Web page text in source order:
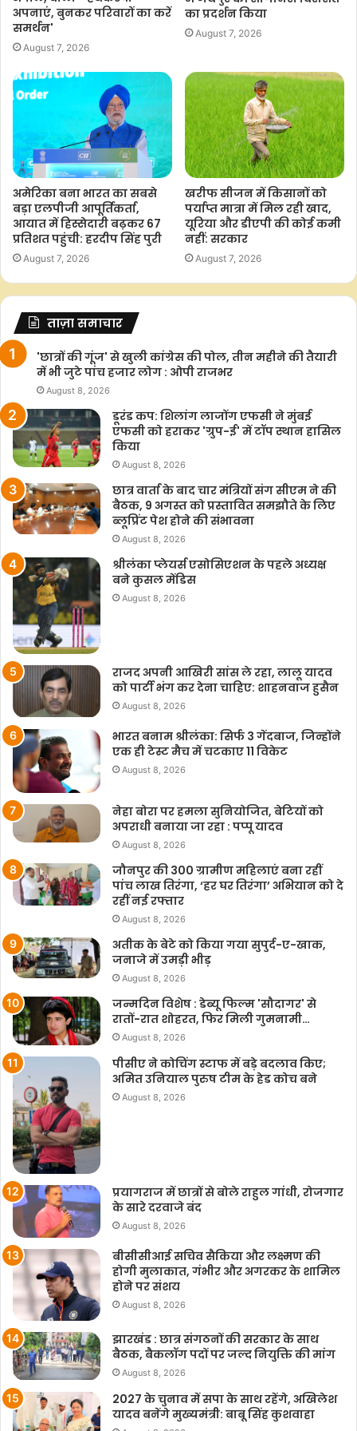
अपनाएं, बुनकर परिवारों का करें
समर्थन'
August 7, 2026
का प्रदर्शन किया
August 7, 2026
अमेरिका बना भारत का सबसे
बड़ा एलपीजी आपूर्तिकर्ता,
आयात में हिस्सेदारी बढ़कर 67
प्रतिशत पहुंची: हरदीप सिंह पुरी
August 7, 2026
खरीफ सीजन में किसानों को
पर्याप्त मात्रा में मिल रही खाद,
यूरिया और डीएपी की कोई कमी
नहीं: सरकार
August 7, 2026
ताज़ा समाचार
'छात्रों की गूंज' से खुली कांग्रेस की पोल, तीन महीने की तैयारी
में भी जुटे पांच हजार लोग : ओपी राजभर
August 8, 2026
डूरंड कप: शिलांग लाजोंग एफसी ने मुंबई
एफसी को हराकर 'ग्रुप-ई' में टॉप स्थान हासिल
किया
August 8, 2026
छात्र वार्ता के बाद चार मंत्रियों संग सीएम ने की
बैठक, 9 अगस्त को प्रस्तावित समझौते के लिए
ब्लूप्रिंट पेश होने की संभावना
August 8, 2026
श्रीलंका प्लेयर्स एसोसिएशन के पहले अध्यक्ष
बने कुसल मेंडिस
August 8, 2026
राजद अपनी आखिरी सांस ले रहा, लालू यादव
को पार्टी भंग कर देना चाहिए: शाहनवाज हुसैन
August 8, 2026
भारत बनाम श्रीलंका: सिर्फ 3 गेंदबाज, जिन्होंने
एक ही टेस्ट मैच में चटकाए 11 विकेट
August 8, 2026
नेहा बोरा पर हमला सुनियोजित, बेटियों को
अपराधी बनाया जा रहा : पप्पू यादव
August 8, 2026
जौनपुर की 300 ग्रामीण महिलाएं बना रहीं
पांच लाख तिरंगा, ‘हर घर तिरंगा’ अभियान को दे
रहीं नई रफ्तार
August 8, 2026
अतीक के बेटे को किया गया सुपुर्द-ए-खाक,
जनाजे में उमड़ी भीड़
August 8, 2026
जन्मदिन विशेष : डेब्यू फिल्म 'सौदागर' से
रातों-रात शोहरत, फिर मिली गुमनामी…
August 8, 2026
पीसीए ने कोचिंग स्टाफ में बड़े बदलाव किए;
अमित उनियाल पुरुष टीम के हेड कोच बने
August 8, 2026
प्रयागराज में छात्रों से बोले राहुल गांधी, रोजगार
के सारे दरवाजे बंद
August 8, 2026
बीसीसीआई सचिव सैकिया और लक्ष्मण की
होगी मुलाकात, गंभीर और अगरकर के शामिल
होने पर संशय
August 8, 2026
झारखंड : छात्र संगठनों की सरकार के साथ
बैठक, बैकलॉग पदों पर जल्द नियुक्ति की मांग
August 8, 2026
2027 के चुनाव में सपा के साथ रहेंगे, अखिलेश
यादव बनेंगे मुख्यमंत्री: बाबू सिंह कुशवाहा